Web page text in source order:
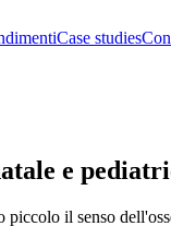
Case studies
e
piccolo il senso